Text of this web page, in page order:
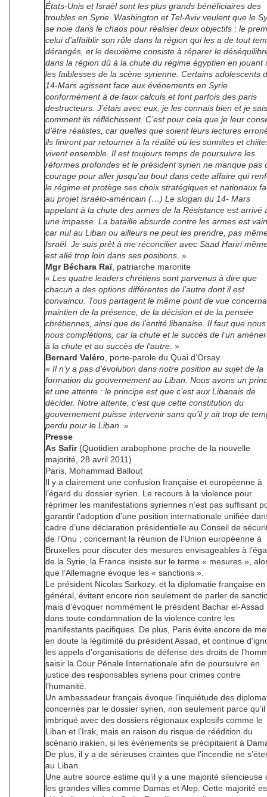
États-Unis et Israël sont les plus grands bénéficiaires des
troubles en Syrie. Washington et Tel-Aviv veulent que le
se noie dans le chaos pour réaliser deux objectifs : le
celui d’affaiblir son rôle dans la région qui les a de tout
dérangés, et le deuxième consiste à réparer le
dans la région dû à la chute du régime égyptien en jouant
les faiblesses de la scène syrienne. Certains adolescents
14-Mars agissent face aux événements en Syrie
conformément à de faux calculs et font parfois des paris
destructeurs. J’étais avec eux, je les connais bien et je sais
comment ils réfléchissent. C’est pour cela que je leur
d’être réalistes, car quelles que soient leurs lectures
ils finiront par retourner à la réalité où les sunnites et
vivent ensemble. Il est toujours temps de poursuivre les
réformes profondes et le président syrien ne manque pas
courage pour aller jusqu’au bout dans cette affaire qui
le régime et protège ses choix stratégiques et nationaux
au projet israélo-américain (…) Le slogan du 14- Mars
appelant à la chute des armes de la Résistance est arrivé
une impasse. La bataille absurde contre les armes est
car nul au Liban ou ailleurs ne peut les prendre, pas
Israël. Je suis prêt à me réconcilier avec Saad Hariri même
est allé trop loin dans ses positions . »
Mgr Béchara Raï, patriarche maronite
« Les quatre leaders chrétiens sont parvenus à dire que
chacun a des options différentes de l’autre dont il est
convaincu. Tous partagent le même point de vue
maintien de la présence, de la décision et de la pensée
chrétiennes, ainsi que de l’entité libanaise. Il faut que nous
nous complétions, car la chute et le succès de l’un
à la chute et au succès de l’autre . »
Bernard Valéro , porte-parole du Quai d’Orsay
« Il n’y a pas d’évolution dans notre position au sujet de la
formation du gouvernement au Liban. Nous avons un
et une attente : le principe est que c’est aux Libanais de
décider. Notre attente, c’est que cette constitution du
gouvernement puisse intervenir sans qu’il y ait trop de
perdu pour le Liban . »
Presse
As Safir(Quotidien arabophone proche de la nouvelle
majorité, 28 avril 2011)
Paris, Mohammad Ballout
Il y a clairement une confusion française et européenne à
l’égard du dossier syrien. Le recours à la violence pour
réprimer les manifestations syriennes n’est pas suffisant
garantir l’adoption d’une position internationale unifiée
cadre d’une déclaration présidentielle au Conseil de
de l’Onu ; concernant la réunion de l’Union européenne à
Bruxelles pour discuter des mesures envisageables à
de la Syrie, la France insiste sur le terme « mesures »,
que l’Allemagne évoque les « sanctions ».
Le président Nicolas Sarkozy, et la diplomatie française en
général, évitent encore non seulement de parler de
mais d’évoquer nommément le président Bachar el-Assad
dans toute condamnation de la violence contre les
manifestants pacifiques. De plus, Paris évite encore de
en doute la légitimité du président Assad, et continue
les appels d’organisations de défense des droits de
saisir la Cour Pénale Internationale afin de poursuivre en
justice des responsables syriens pour crimes contre
l’humanité.
Un ambassadeur français évoque l’inquiétude des
concernés par le dossier syrien, non seulement parce qu’il
imbriqué avec des dossiers régionaux explosifs comme le
Liban et l’Irak, mais en raison du risque de réédition du
scénario irakien, si les évènements se précipitaient à
De plus, il y a de sérieuses craintes que l’incendie ne
au Liban.
Une autre source estime qu’il y a une majorité silencieuse
les grandes villes comme Damas et Alep. Cette majorité